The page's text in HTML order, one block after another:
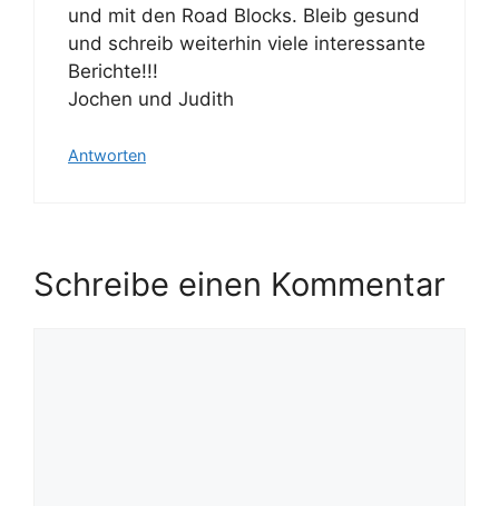
und mit den Road Blocks. Bleib gesund
und schreib weiterhin viele interessante
Berichte!!!
Jochen und Judith
Antworten
Schreibe einen Kommentar